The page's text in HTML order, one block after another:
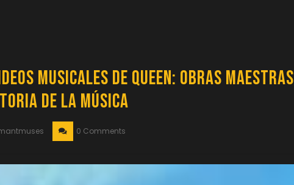
Musicales de Queen: Obras Maestras
de la Música
0 Comments